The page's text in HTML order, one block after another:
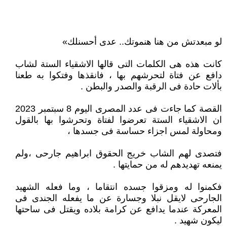
لو مبعدتش من هنا هنموتك.. عدى أحسنلك»
كانت هذه هى الكلمات التى قالها الاشقياء الستة لشاب
دافع عن فتاة لتحرشهم بها ، فانقذها وفتكوا به طعنا
بألات حادة فى الرقبة والصدر والبطن .
القصة كما جاءت فى عدد المصرى اليوم 8 سبتمبر 2023
ان الاشقياء الستة تعرضوا لفتاة وتحرشوا بها بالقول
ومحاولة لمس اجزاء حساسة فى جسدها ،
فتصدى لهم الشاب خريج الحقوق ابراهيم جارحى ،ولم
يمنعه تهديدهم له من حمايتها .
فكمنوا له ومزقوا جسده انتقاما ، وما فعله الشهيد
الجارحى لايقل نبلا وجسارة عن ما يفعله الجندى فى
المعركة عندما يدافع عن كرامة بلاده ويقتل فى ساحتها
ليكون شهيد .